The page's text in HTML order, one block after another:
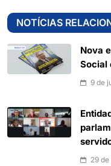
NOTÍCIAS
Nova
Social
9 de
29